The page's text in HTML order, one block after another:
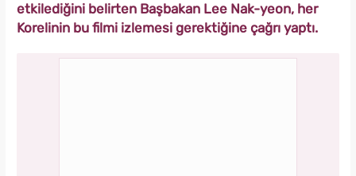
etkilediğini belirten Başbakan Lee Nak-yeon, her
Korelinin bu filmi izlemesi gerektiğine çağrı yaptı.